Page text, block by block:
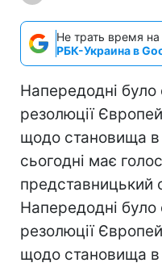
Не трать время
РБК-Украина в
Напередодні
резолюції
щодо становища в
сьогодні має
представницький
Напередодні
резолюції
щодо становища в